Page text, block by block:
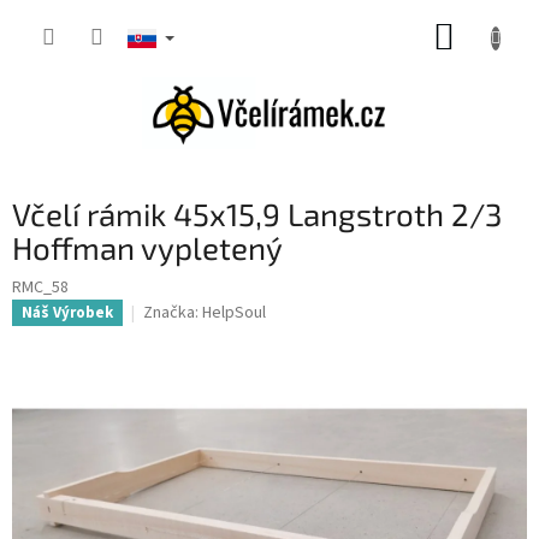
Včelí rámik 45x15,9 Langstroth 2/3
Hoffman vypletený
RMC_58
Náš Výrobek Značka: HelpSoul